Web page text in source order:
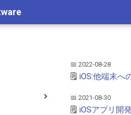
📅 2022-08-28
🗒️ iOS:他端末へ
📅 2021-08-30
🗒️ iOSアプリ開発